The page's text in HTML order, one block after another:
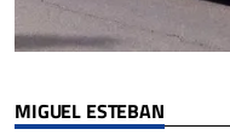
MIGUEL ESTEBAN